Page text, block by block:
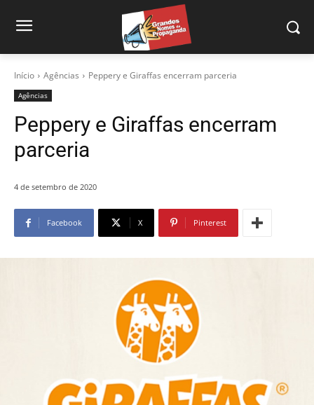
Início Agências Peppery e Giraffas encerram parceria
Agências
Peppery e Giraffas encerram
parceria
4 de setembro de 2020
Facebook X Pinterest